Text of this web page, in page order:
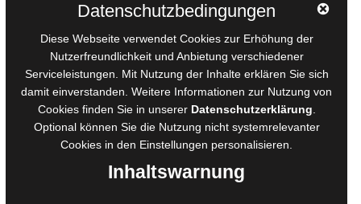
AGB für Medienprojekte
Online-Artikel
Manuskripte einreichen
Ausschreibungen
Belegexemplare
Eigenbedarfsexemplare
Datenschutzbedingungen
Diese Webseite verwendet Cookies zur Erhöhung der
Nutzerfreundlichkeit und Anbietung verschiedener
Serviceleistungen. Mit Nutzung der Inhalte erklären Sie sich
damit einverstanden. Weitere Informationen zur Nutzung von
Cookies finden Sie in unserer Datenschutzerklärung
Optional können Sie die Nutzung nicht systemrelevanter
Cookies in den Einstellungen personalisieren.
Inhaltswarnung